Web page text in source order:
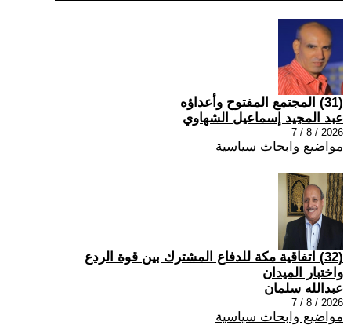
(31) المجتمع المفتوح وأعداؤه
عبد المجيد إسماعيل الشهاوي
2026 / 8 / 7
مواضيع وابحاث سياسية
(32) اتفاقية مكة للدفاع المشترك بين قوة الردع
واختبار الميدان
عبدالله سلمان
2026 / 8 / 7
مواضيع وابحاث سياسية